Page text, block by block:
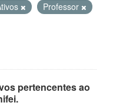
Professor
pertencentes ao